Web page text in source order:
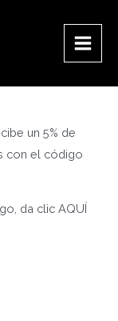
Main
un 5% de
con el código
da clicAQUÍ